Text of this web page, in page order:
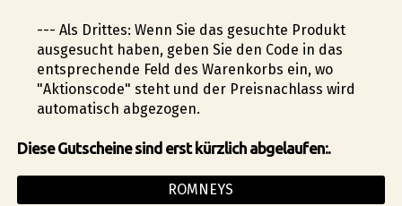
--- Als Drittes: Wenn Sie das gesuchte Produkt
ausgesucht haben, geben Sie den Code in das
entsprechende Feld des Warenkorbs ein, wo
"Aktionscode" steht und der Preisnachlass wird
automatisch abgezogen.
Diese Gutscheine sind erst kürzlich abgelaufen:.
ROMNEYS